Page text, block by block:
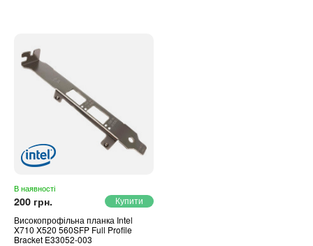
В наявності
200 грн.
Високопрофільна планка Intel
X710 X520 560SFP Full Profile
Bracket E33052-003